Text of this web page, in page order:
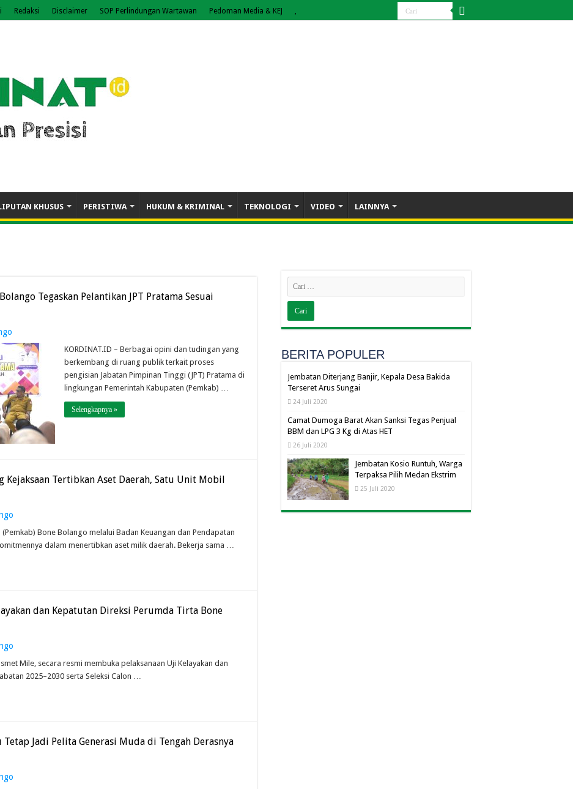
Redaksi Disclaimer SOP Perlindungan Wartawan Pedoman Media & KEJ ,
KHUSUS PERISTIWA HUKUM & KRIMINAL TEKNOLOGI VIDEO LAINNYA
Tegaskan Pelantikan JPT Pratama Sesuai
KORDINAT.ID – Berbagai opini dan tudingan yang
berkembang di ruang publik terkait proses
pengisian Jabatan Pimpinan Tinggi (JPT) Pratama di
lingkungan Pemerintah Kabupaten (Pemkab) …
Selengkapnya »
Kejaksaan Tertibkan Aset Daerah, Satu Unit Mobil
Bone Bolango melalui Badan Keuangan dan Pendapatan
dalam menertibkan aset milik daerah. Bekerja sama …
dan Kepatutan Direksi Perumda Tirta Bone
Mile, secara resmi membuka pelaksanaan Uji Kelayakan dan
2025–2030 serta Seleksi Calon …
Jadi Pelita Generasi Muda di Tengah Derasnya
BERITA POPULER
Jembatan Diterjang Banjir, Kepala Desa Bakida
Terseret Arus Sungai
24 Juli 2020
Camat Dumoga Barat Akan Sanksi Tegas Penjual
BBM dan LPG 3 Kg di Atas HET
26 Juli 2020
Jembatan Kosio Runtuh, Warga
Terpaksa Pilih Medan Ekstrim
25 Juli 2020